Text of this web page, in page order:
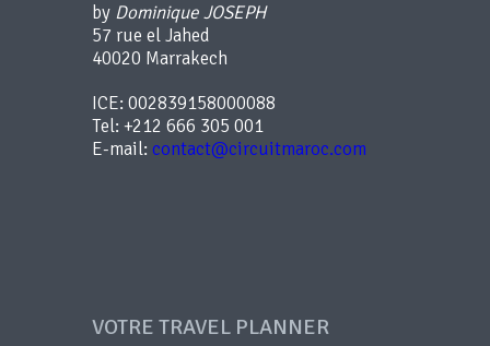
by Dominique JOSEPH
57 rue el Jahed
40020 Marrakech
ICE: 002839158000088
Tel: +212 666 305 001
E-mail: contact@circuitmaroc.com
VOTRE TRAVEL PLANNER